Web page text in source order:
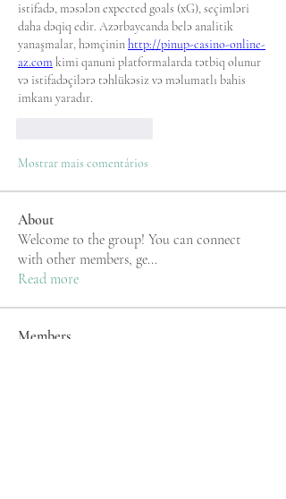
istifadə, məsələn expected goals (xG), seçimləri
daha dəqiq edir. Azərbaycanda belə analitik
yanaşmalar, həmçinin http://pinup-casino-online-
az.com kimi qanuni platformalarda tətbiq olunur
və istifadəçilərə təhlükəsiz və məlumatlı bahis
imkanı yaradır.
Mostrar mais comentários
About
Welcome to the group! You can connect
with other members, ge...
Read more
Members